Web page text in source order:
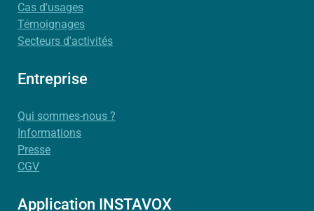
Cas d'usages
Témoignages
Secteurs d'activités
Entreprise
Qui sommes-nous ?
Informations
Presse
CGV
Application INSTAVOX